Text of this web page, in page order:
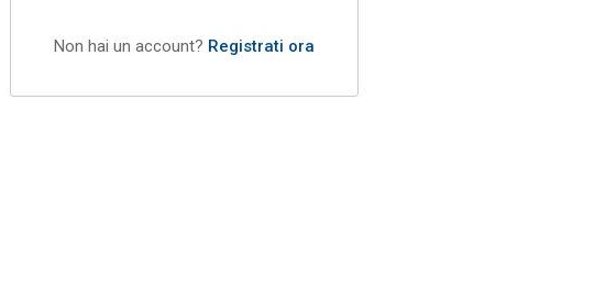
Non hai un account? Registrati ora